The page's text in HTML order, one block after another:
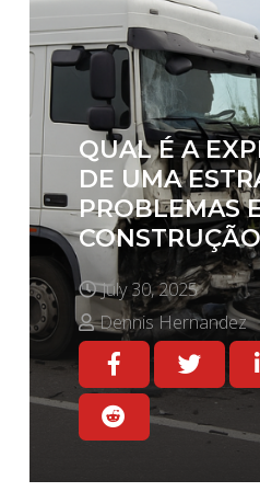
QUAL É A
DE UMA
PROBLEMAS
July 30, 2025
Dennis Hernandez